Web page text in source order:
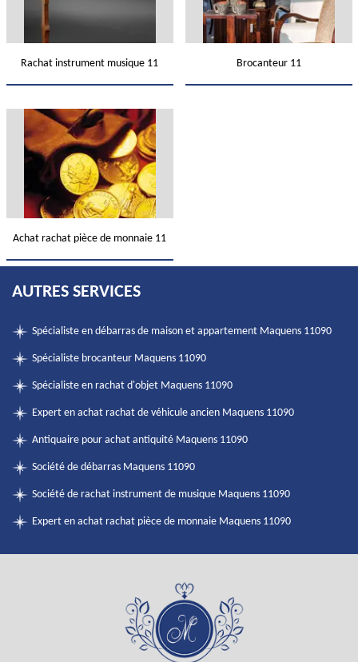
Rachat instrument musique 11 Brocanteur 11
Achat rachat pièce de monnaie 11
AUTRES SERVICES
Spécialiste en débarras de maison et appartement Maquens 11090
Spécialiste brocanteur Maquens 11090
Spécialiste en rachat d'objet Maquens 11090
Expert en achat rachat de véhicule ancien Maquens 11090
Antiquaire pour achat antiquité Maquens 11090
Société de débarras Maquens 11090
Société de rachat instrument de musique Maquens 11090
Expert en achat rachat pièce de monnaie Maquens 11090